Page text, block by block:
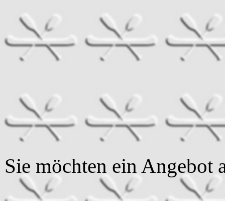
Sie möchten ein Angebot